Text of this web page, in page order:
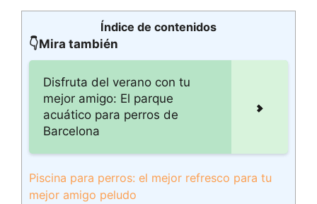
Índice de contenidos
👇Mira también
Disfruta del verano con tu
mejor amigo: El parque
acuático para perros de
Barcelona
Piscina para perros: el mejor refresco para tu
mejor amigo peludo